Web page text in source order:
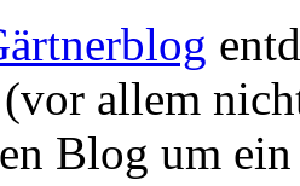
allem
Blog um ein